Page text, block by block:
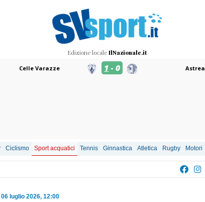
Edizione locale IlNazionale.it
Celle Varazze 1 - 0 Astrea
Ciclismo Sport acquatici Tennis Ginnastica Atletica Rugby Motori
06 luglio 2026, 12:00